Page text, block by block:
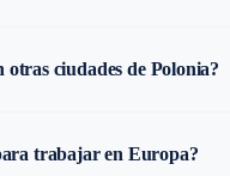
otras ciudades de Polonia?
trabajar en Europa?